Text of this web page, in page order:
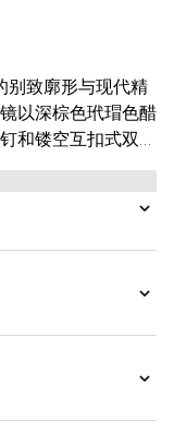
别致廓形与现代精
以深棕色玳瑁色醋
和镂空互扣式双